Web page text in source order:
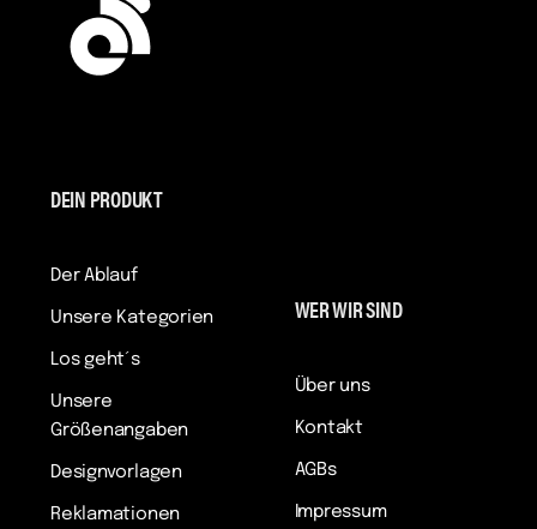
DEIN PRODUKT
Der Ablauf
Unsere Kategorien
Los geht´s
Unsere
Größenangaben
Designvorlagen
Reklamationen
WER WIR SIND
Über uns
Kontakt
AGBs
Impressum